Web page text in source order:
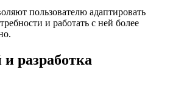
пользователю адаптировать
и работать с ней более
разработка